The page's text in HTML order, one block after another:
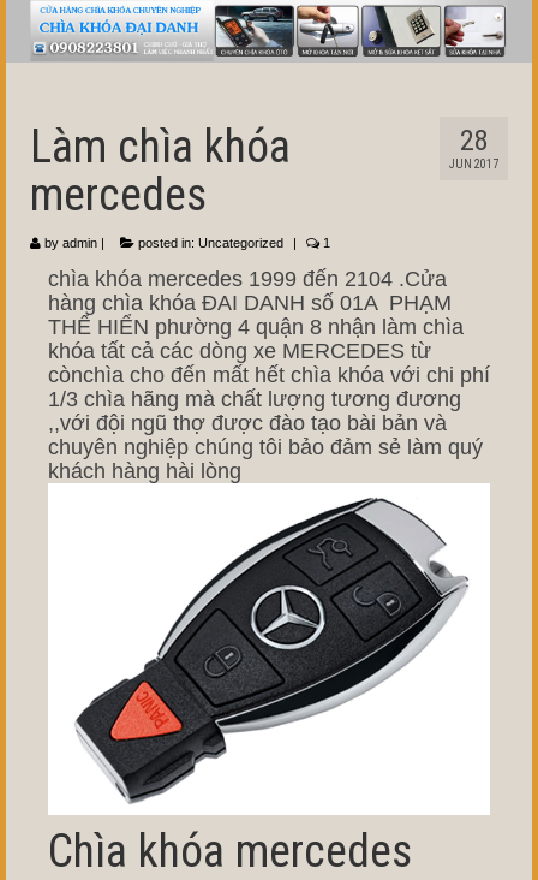
28
JUN 2017
Làm chìa khóa
mercedes
by admin | posted in: Uncategorized | 1
chìa khóa mercedes 1999 đến 2104 .Cửa
hàng chìa khóa ĐAI DANH số 01A PHẠM
THẾ HIỂN phường 4 quận 8 nhận làm chìa
khóa tất cả các dòng xe MERCEDES từ
cònchìa cho đến mất hết chìa khóa với chi phí
1/3 chìa hãng mà chất lượng tương đương
,,với đội ngũ thợ được đào tạo bài bản và
chuyên nghiệp chúng tôi bảo đảm sẻ làm quý
khách hàng hài lòng
Chìa khóa mercedes